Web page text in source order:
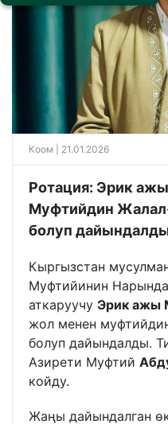
Коом | 21.01.2026
Ротация: Эрик
Муфтийдин
болуп
Кыргызстан
Муфтийинин
аткаруучу Эрик ажы
жол менен
болуп дайындалды.
Азирети Муфтий
койду.
Жаңы дайындалган